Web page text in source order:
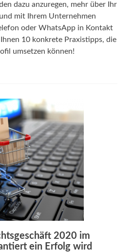
dazu anzuregen, mehr über Ihr
mit Ihrem Unternehmen
oder WhatsApp in Kontakt
10 konkrete Praxistipps, die
umsetzen können!
2020 im
ein Erfolg wird